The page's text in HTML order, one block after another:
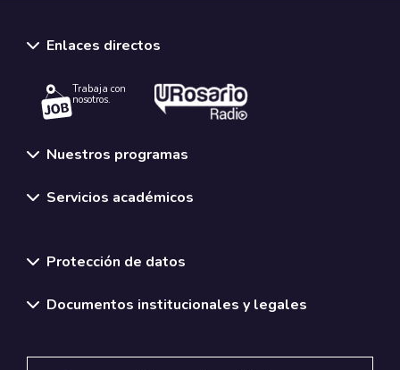
Enlaces directos
Trabaja con
nosotros.
Nuestros programas
Servicios académicos
Protección de datos
Documentos institucionales y legales